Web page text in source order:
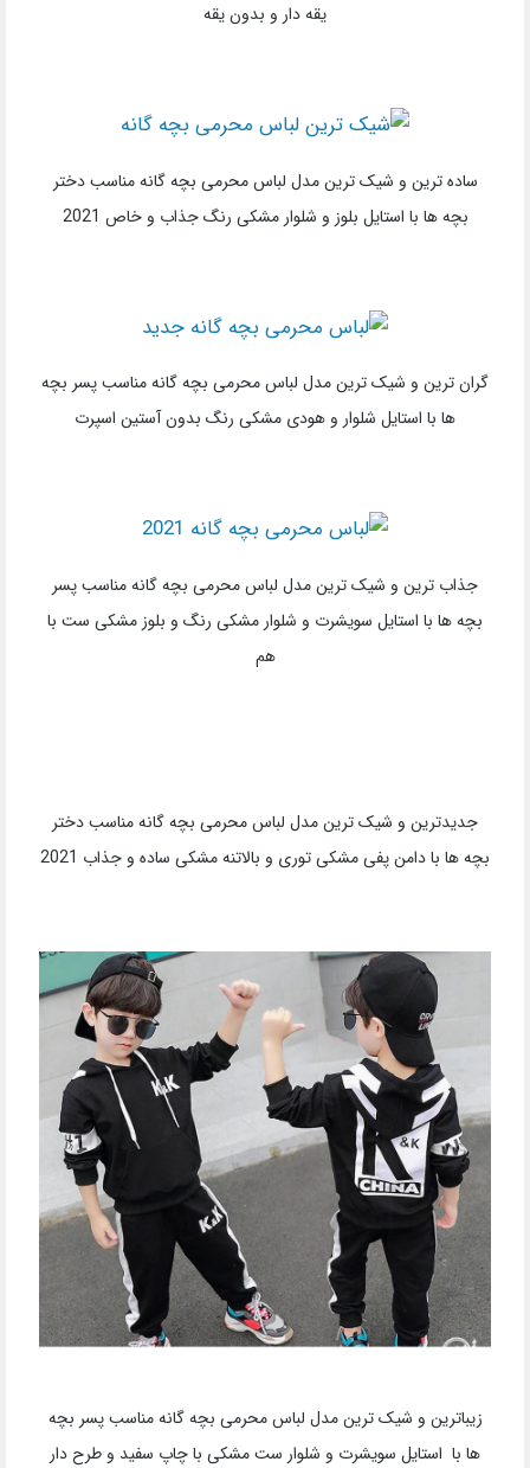
یقه دار و بدون یقه
ساده ترین و شیک ترین مدل لباس محرمی بچه گانه مناسب دختر
بچه ها با استایل بلوز و شلوار مشکی رنگ جذاب و خاص 2021
گران ترین و شیک ترین مدل لباس محرمی بچه گانه مناسب پسر بچه
ها با استایل شلوار و هودی مشکی رنگ بدون آستین اسپرت
جذاب ترین و شیک ترین مدل لباس محرمی بچه گانه مناسب پسر
بچه ها با استایل سویشرت و شلوار مشکی رنگ و بلوز مشکی ست با
هم
جدیدترین و شیک ترین مدل لباس محرمی بچه گانه مناسب دختر
بچه ها با دامن پفی مشکی توری و بالاتنه مشکی ساده و جذاب 2021
زیباترین و شیک ترین مدل لباس محرمی بچه گانه مناسب پسر بچه
ها با استایل سویشرت و شلوار ست مشکی با چاپ سفید و طرح دار